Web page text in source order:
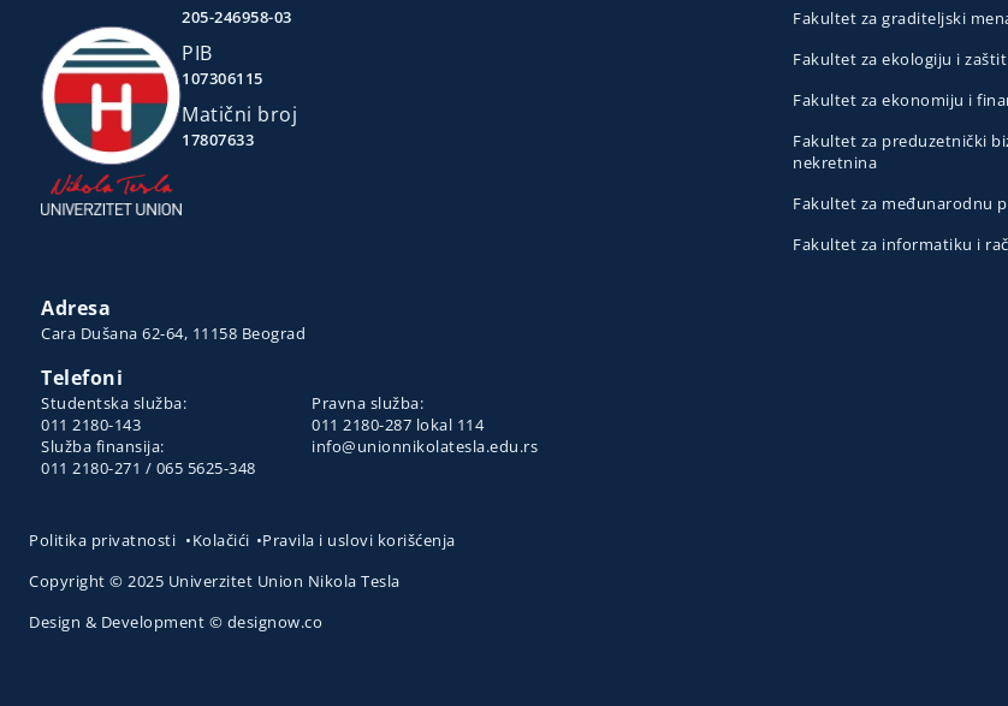
205-246958-03
PIB
107306115
Matični broj
17807633
Adresa
Cara Dušana 62-64, 11158 Beograd
Telefoni
Studentska služba:
011 2180-143
Pravna služba:
011 2180-287 lokal 114
Služba finansija:
011 2180-271 / 065 5625-348
info@unionnikolatesla.edu.rs
Fakultet za graditeljski
Fakultet za ekologiju i
Fakultet za ekonomiju i
Fakultet za preduzetnički
nekretnina
Fakultet za međunarodnu
Fakultet za informatiku i
Politika privatnosti •Kolačići •Pravila i uslovi korišćenja
Copyright © 2025 Univerzitet Union Nikola Tesla
Design & Development © designow.co